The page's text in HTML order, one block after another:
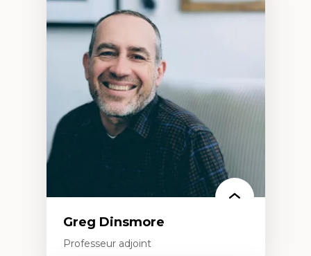
Pédagogies critiques et justice sociale
Éthique relationnelle et sollicitude en
éducation
Décolonisation et autochtonisation de la
formation à l’enseignement
Littératie et didactique du français
Éducation inclusive
Formation à l’enseignement en contexte
francophone minoritaire
Identité linguistique et culturelle
Recherche-action et approches
participatives
Leadership éducatif et pratiques réflexives
Éducation durable et bien-être en
Greg Dinsmore
Professeur adjoint